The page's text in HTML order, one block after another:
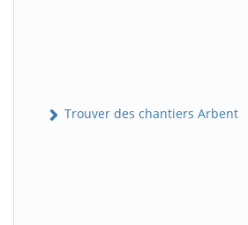
Trouver des chantiers Arbent